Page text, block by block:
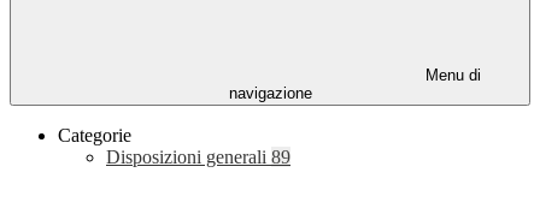
Menu di
navigazione
Categorie
Disposizioni generali 89